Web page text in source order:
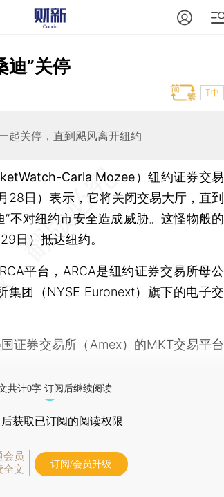
迪”关停
T中
起关停，直到飓风离开纽约
Carla Mozee）纽约证券交易
28日）表示，它将关闭交易大厅，直到
”不对纽约市安全造成威胁。这怪物般的
日）抵达纽约。
平台，ARCA是纽约证券交易所母公
团（NYSE Euronext）旗下的电子交
券交易所（Amex）的MKT交易平台
共计0字 订阅后继续阅读
后获取已订阅的阅读权限
会员
全文
订阅/会员升级